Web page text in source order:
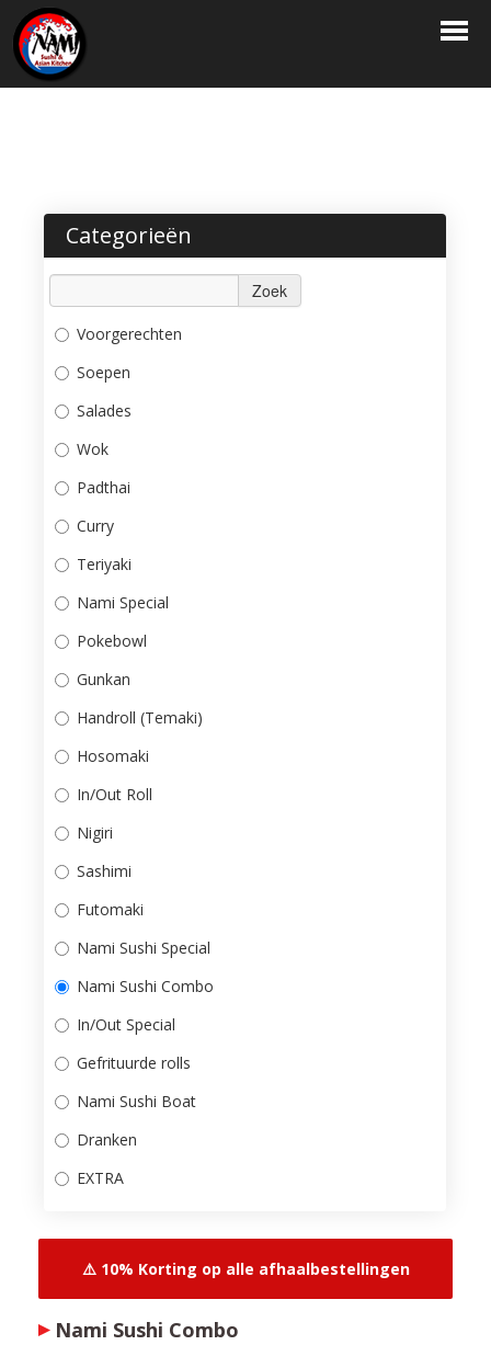
RESERVATIE
LOGIN
Categorieën
Zoek
Voorgerechten
Soepen
Salades
Wok
Padthai
Curry
Teriyaki
Nami Special
Pokebowl
Gunkan
Handroll (Temaki)
Hosomaki
In/Out Roll
Nigiri
Sashimi
Futomaki
Nami Sushi Special
Nami Sushi Combo
In/Out Special
Gefrituurde rolls
Nami Sushi Boat
Dranken
EXTRA
⚠️ 10% Korting op alle afhaalbestellingen
Nami Sushi Combo